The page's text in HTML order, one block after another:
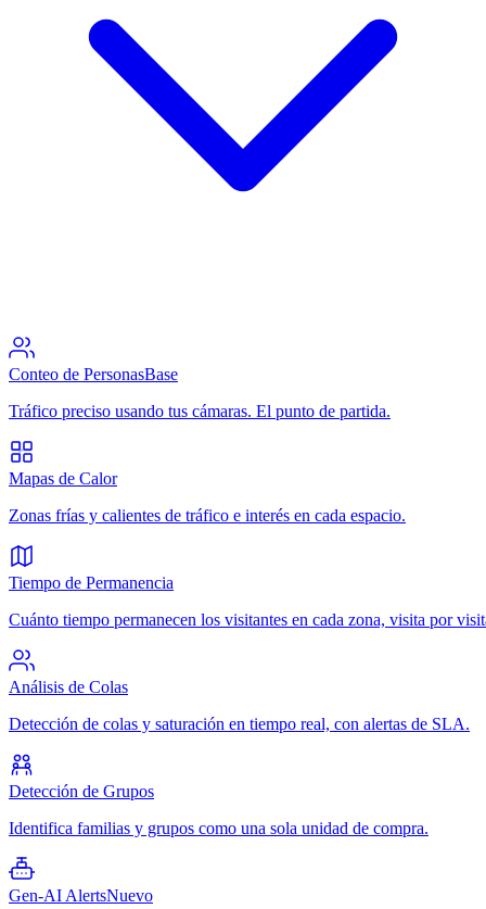
Conteo de PersonasBase
Tráfico preciso usando tus cámaras. El punto de partida.
Mapas de Calor
Zonas frías y calientes de tráfico e interés en cada espacio.
Tiempo de Permanencia
Cuánto tiempo permanecen los visitantes en cada zona, visita por
Análisis de Colas
Detección de colas y saturación en tiempo real, con alertas de SLA.
Detección de Grupos
Identifica familias y grupos como una sola unidad de compra.
Gen-AI AlertsNuevo